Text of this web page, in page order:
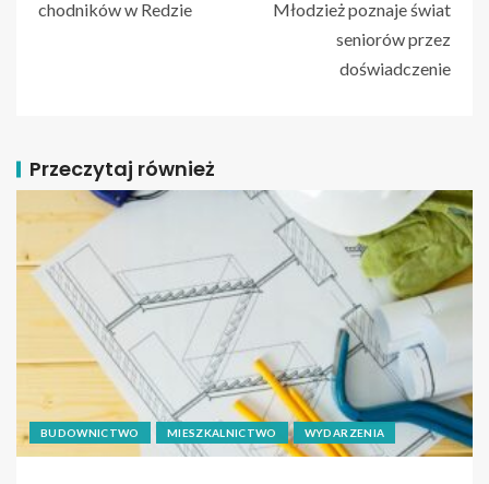
chodników w Redzie
Młodzież poznaje świat
seniorów przez
doświadczenie
Przeczytaj również
BUDOWNICTWO MIESZKALNICTWO WYDARZENIA